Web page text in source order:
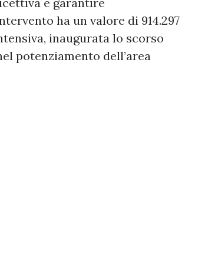
ha un valore di 914.297
inaugurata lo scorso
potenziamento dell’area